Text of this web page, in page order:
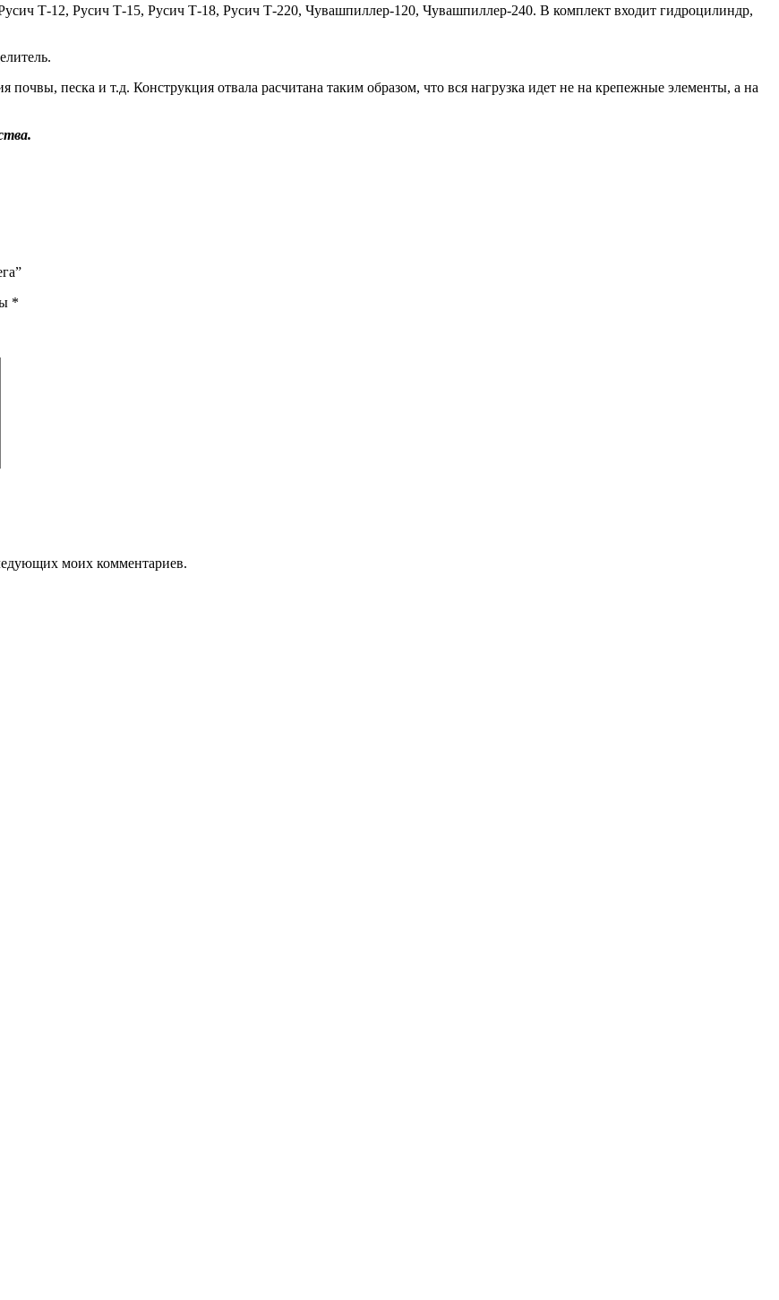
Т-12, Русич Т-15, Русич Т-18, Русич Т-220, Чувашпиллер-120, Чувашпиллер-240. В комплект входит гидроцилиндр,
почвы, песка и т.д. Конструкция отвала расчитана таким образом, что вся нагрузка идет не на крепежные элементы, а на
*
моих комментариев.